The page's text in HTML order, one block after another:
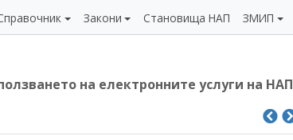
Закони Становища НАП ЗМИП
на електронните услуги на НАП